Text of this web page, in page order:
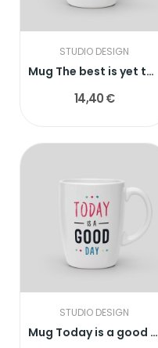
STUDIO DESIGN
Mug The best is yet to come
14,40 €
STUDIO DESIGN
Mug Today is a good day